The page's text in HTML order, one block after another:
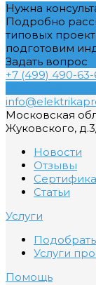
Нужна
Подробно
типовых
подготовим
Задать вопрос
+7 (499) 490-63-
Московская
Жуковского,
Новости
Отзывы
Статьи
Услуги
Услуги
Помощь